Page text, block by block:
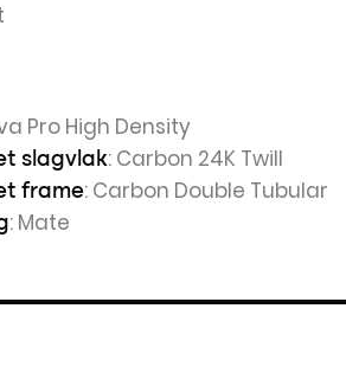
Pro High Density
slagvlak: Carbon 24K Twill
frame: Carbon Double Tubular
: Mate